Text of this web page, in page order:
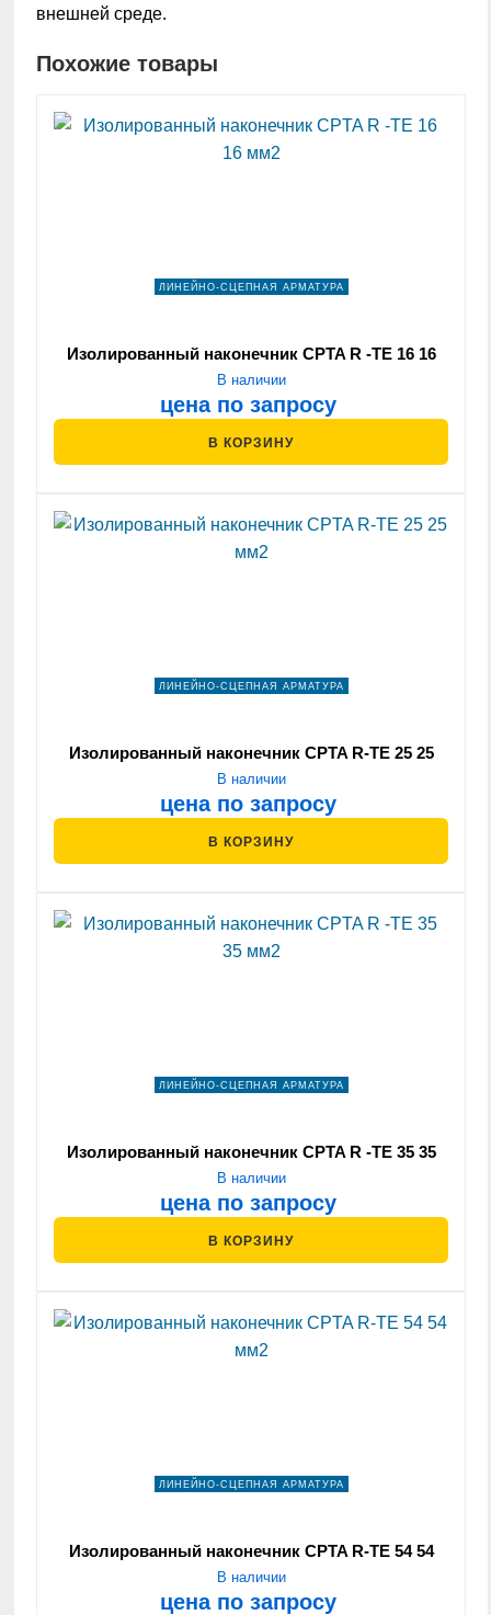
внешней среде.
Похожие товары
ЛИНЕЙНО-СЦЕПНАЯ АРМАТУРА
Изолированный наконечник CPTA R -ТЕ 16 16
мм2
В наличии
цена по запросу
В КОРЗИНУ
ЛИНЕЙНО-СЦЕПНАЯ АРМАТУРА
Изолированный наконечник CPTA R-ТЕ 25 25
мм2
В наличии
цена по запросу
В КОРЗИНУ
ЛИНЕЙНО-СЦЕПНАЯ АРМАТУРА
Изолированный наконечник CPTA R -ТЕ 35 35
мм2
В наличии
цена по запросу
В КОРЗИНУ
ЛИНЕЙНО-СЦЕПНАЯ АРМАТУРА
Изолированный наконечник CPTA R-ТЕ 54 54
мм2
В наличии
цена по запросу